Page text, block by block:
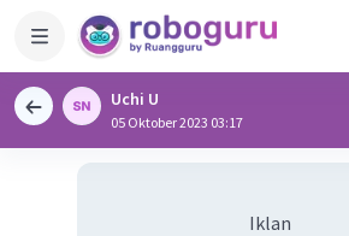
Uchi U
05 Oktober 2023 03:17
Iklan